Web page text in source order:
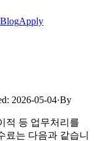
BlogApply
2026-05-04·By
적 등 업무처리를
료는 다음과 같습니